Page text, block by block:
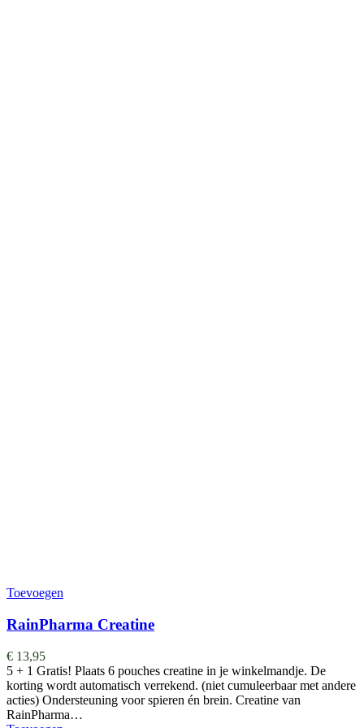
Toevoegen
RainPharma Creatine
€ 13,95
5 + 1 Gratis! Plaats 6 pouches creatine in je winkelmandje. De
korting wordt automatisch verrekend. (niet cumuleerbaar met andere
acties) Ondersteuning voor spieren én brein. Creatine van
RainPharma…